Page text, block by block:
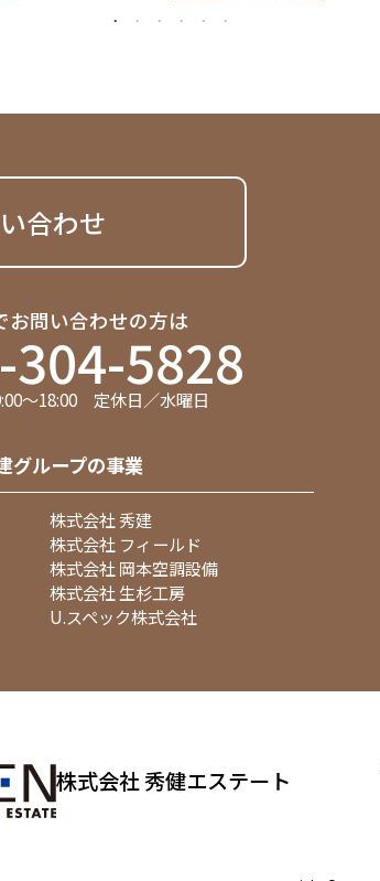
合わせ
お問い合わせの方は
5828
～18:00 定休日／水曜日
グループの事業
株式会社 秀建
株式会社 フィールド
株式会社 岡本空調設備
株式会社 生杉工房
U.スペック株式会社
株式会社 秀健エステート